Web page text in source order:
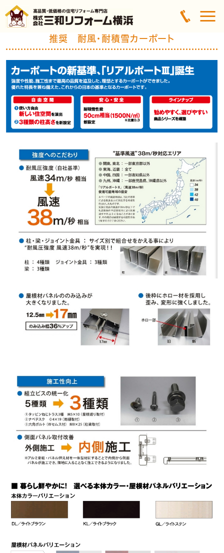
推奨 耐風・耐積雪カーポート